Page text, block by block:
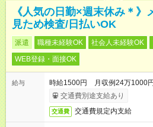
《人気の日勤×週末休み＊》
見ため検査/日払いOK
派遣 職種未経験OK 社会人未経験OK
WEB登録・面接OK
給与
時給1500円 月収例24万1000
交通費別途支給あり
交通費 交通費規定内支給